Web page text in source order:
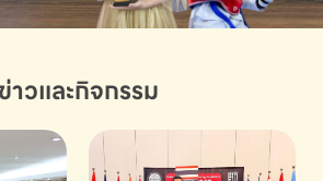
ข่าวและกิจกรรม